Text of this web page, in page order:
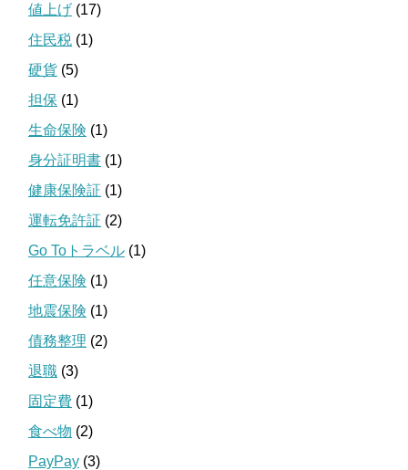
値上げ (17)
住民税 (1)
硬貨 (5)
担保 (1)
生命保険 (1)
身分証明書 (1)
健康保険証 (1)
運転免許証 (2)
Go Toトラベル (1)
任意保険 (1)
地震保険 (1)
債務整理 (2)
退職 (3)
固定費 (1)
食べ物 (2)
PayPay (3)